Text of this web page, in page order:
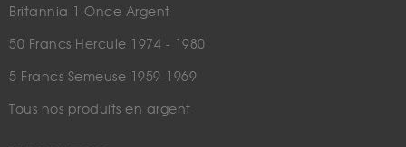
Britannia 1 Once Argent
50 Francs Hercule 1974 - 1980
5 Francs Semeuse 1959-1969
Tous nos produits en argent